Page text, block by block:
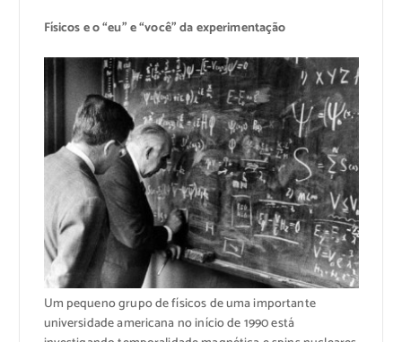
Físicos e o “eu” e “você” da experimentação
Um pequenogrupo de físicosde uma importante
universidadeamericanano início de 1990está